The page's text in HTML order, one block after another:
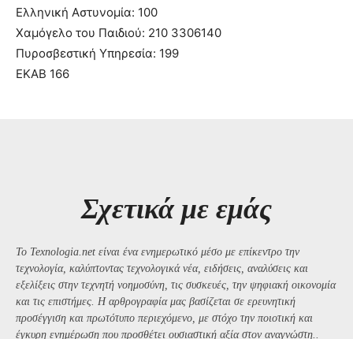
Ελληνική Αστυνομία: 100
Χαμόγελο του Παιδιού: 210 3306140
Πυροσβεστική Υπηρεσία: 199
ΕΚΑΒ 166
Σχετικά με εμάς
Το Texnologia.net είναι ένα ενημερωτικό μέσο με επίκεντρο την
τεχνολογία, καλύπτοντας τεχνολογικά νέα, ειδήσεις, αναλύσεις και
εξελίξεις στην τεχνητή νοημοσύνη, τις συσκευές, την ψηφιακή οικονομία
και τις επιστήμες. Η αρθρογραφία μας βασίζεται σε ερευνητική
προσέγγιση και πρωτότυπο περιεχόμενο, με στόχο την ποιοτική και
έγκυρη ενημέρωση που προσθέτει ουσιαστική αξία στον αναγνώστη..